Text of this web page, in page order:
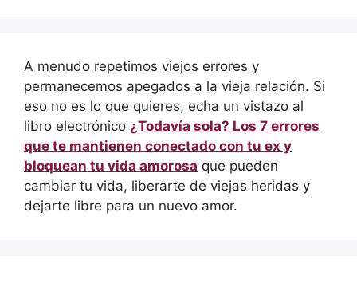
A menudo repetimos viejos errores y
permanecemos apegados a la vieja relación. Si
eso no es lo que quieres, echa un vistazo al
libro electrónico ¿Todavía sola? Los 7 errores
que te mantienen conectado con tu ex y
bloquean tu vida amorosa que pueden
cambiar tu vida, liberarte de viejas heridas y
dejarte libre para un nuevo amor.